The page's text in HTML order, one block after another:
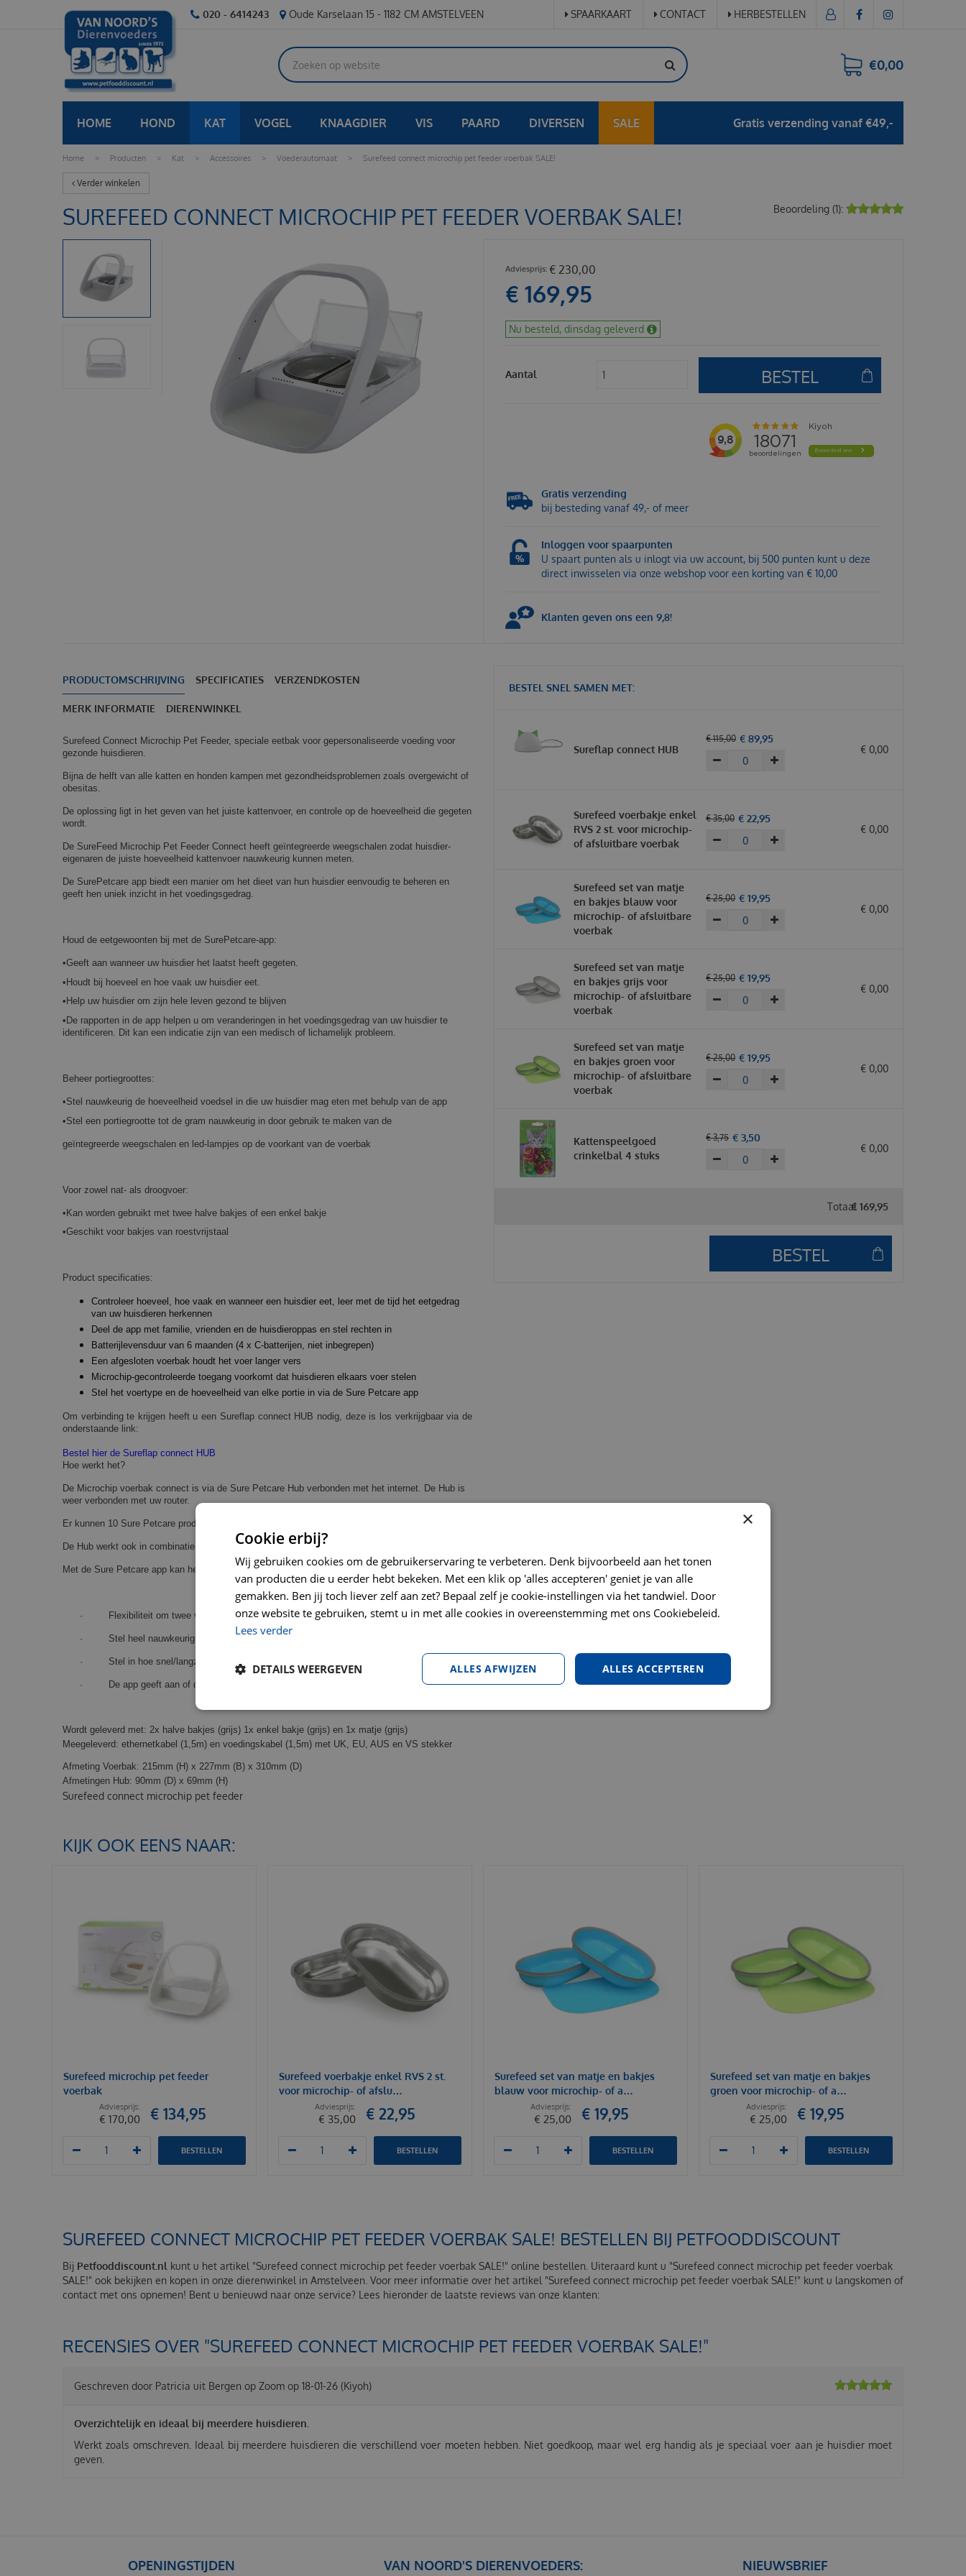
Home > Producten > Kat > Accessoires > Voederautomaat > Surefeed connect microchip pet feeder voerbak SALE!
020 - 6414243 Oude Karselaan 15 - 1182 CM AMSTELVEEN SPAARKAART CONTACT HERBESTELLEN
€0,00
HOME HOND KAT VOGEL KNAAGDIER VIS PAARD DIVERSEN SALE Gratis verzending vanaf €49,-
Verder winkelen
SUREFEED CONNECT MICROCHIP PET FEEDER VOERBAK SALE!
€ 230,00
€ 169,95
Nu besteld, dinsdag geleverd
Aantal
Gratis verzending
bij besteding vanaf 49,- of meer
Inloggen voor spaarpunten
U spaart punten als u inlogt via uw account, bij 500 punten kunt u deze
direct inwisselen via onze webshop voor een korting van € 10,00
Klanten geven ons een 9,8!
Beoordeling (1):
PRODUCTOMSCHRIJVING SPECIFICATIES VERZENDKOSTEN
MERK INFORMATIE DIERENWINKEL
Surefeed Connect Microchip Pet Feeder, speciale eetbak voor gepersonaliseerde voeding voor
gezonde huisdieren.
Bijna de helft van alle katten en honden kampen met gezondheidsproblemen zoals overgewicht of
obesitas.
De oplossing ligt in het geven van het juiste kattenvoer, en controle op de hoeveelheid die gegeten
wordt.
De SureFeed Microchip Pet Feeder Connect heeft geïntegreerde weegschalen zodat huisdier-
eigenaren de juiste hoeveelheid kattenvoer nauwkeurig kunnen meten.
De SurePetcare app biedt een manier om het dieet van hun huisdier eenvoudig te beheren en
geeft hen uniek inzicht in het voedingsgedrag.
Houd de eetgewoonten bij met de SurePetcare-app:
•Geeft aan wanneer uw huisdier het laatst heeft gegeten.
•Houdt bij hoeveel en hoe vaak uw huisdier eet.
•Help uw huisdier om zijn hele leven gezond te blijven
•De rapporten in de app helpen u om veranderingen in het voedingsgedrag van uw huisdier te
identificeren. Dit kan een indicatie zijn van een medisch of lichamelijk probleem.
Beheer portiegroottes:
•Stel nauwkeurig de hoeveelheid voedsel in die uw huisdier mag eten met behulp van de app
•Stel een portiegrootte tot de gram nauwkeurig in door gebruik te maken van de
geïntegreerde weegschalen en led-lampjes op de voorkant van de voerbak
Voor zowel nat- als droogvoer:
•Kan worden gebruikt met twee halve bakjes of een enkel bakje
•Geschikt voor bakjes van roestvrijstaal
Product specificaties:
Controleer hoeveel, hoe vaak en wanneer een huisdier eet, leer met de tijd het eetgedrag
van uw huisdieren herkennen
Deel de app met familie, vrienden en de huisdieroppas en stel rechten in
Batterijlevensduur van 6 maanden (4 x C-batterijen, niet inbegrepen)
Een afgesloten voerbak houdt het voer langer vers
Microchip-gecontroleerde toegang voorkomt dat huisdieren elkaars voer stelen
Stel het voertype en de hoeveelheid van elke portie in via de Sure Petcare app
Om verbinding te krijgen heeft u een Sureflap connect HUB nodig, deze is los verkrijgbaar via de
onderstaande link:
Bestel hier de Sureflap connect HUB
Hoe werkt het?
De Microchip voerbak connect is via de Sure Petcare Hub verbonden met het internet. De Hub is
weer verbonden met uw router.
Er kunnen 10 Sure Petcare producten op de Hub worden aangesloten.
De Hub werkt ook in combinatie met de Sure Petcare kattenluiken connect.
Met de Sure Petcare app kan het type en de hoeveelheid voer worden ingesteld.
· Flexibiliteit om twee verschillende soorten voer aan te bieden.
· Stel heel nauwkeurig een portiegrootte in.
· Stel in hoe snel/langzaam de deksel moet sluiten om uw huisdier niet af te schrikken.
· De app geeft aan of de voerbak in trainings-modes staat.
Wordt geleverd met: 2x halve bakjes (grijs) 1x enkel bakje (grijs) en 1x matje (grijs)
Meegeleverd: ethernetkabel (1,5m) en voedingskabel (1,5m) met UK, EU, AUS en VS stekker
Afmeting Voerbak: 215mm (H) x 227mm (B) x 310mm (D)
Afmetingen Hub: 90mm (D) x 69mm (H)
Surefeed connect microchip pet feeder
BESTEL SNEL SAMEN MET:
Sureflap connect HUB
€ 115,00 € 89,95
€ 0,00
Surefeed voerbakje enkel
RVS 2 st. voor microchip-
of afsluitbare voerbak
€ 35,00 € 22,95
€ 0,00
Surefeed set van matje
en bakjes blauw voor
microchip- of afsluitbare
voerbak
€ 25,00 € 19,95
€ 0,00
Surefeed set van matje
en bakjes grijs voor
microchip- of afsluitbare
voerbak
€ 25,00 € 19,95
€ 0,00
Surefeed set van matje
en bakjes groen voor
microchip- of afsluitbare
voerbak
€ 25,00 € 19,95
€ 0,00
Kattenspeelgoed
crinkelbal 4 stuks
€ 3,75 € 3,50
€ 0,00
Totaal
€ 169,95
KIJK OOK EENS NAAR:
Surefeed microchip pet feeder
voerbak
€ 170,00 € 134,95
BESTELLEN
Surefeed voerbakje enkel RVS 2 st.
voor microchip- of afslu…
€ 35,00 € 22,95
BESTELLEN
Surefeed set van matje en bakjes
blauw voor microchip- of a…
€ 25,00 € 19,95
BESTELLEN
Surefeed set van matje en bakjes
groen voor microchip- of a…
€ 25,00 € 19,95
BESTELLEN
SUREFEED CONNECT MICROCHIP PET FEEDER VOERBAK SALE! BESTELLEN BIJ PETFOODDISCOUNT
Bij Petfooddiscount.nl kunt u het artikel "Surefeed connect microchip pet feeder voerbak SALE!" online bestellen. Uiteraard kunt u "Surefeed connect microchip pet feeder voerbak
SALE!" ook bekijken en kopen in onze dierenwinkel in Amstelveen. Voor meer informatie over het artikel "Surefeed connect microchip pet feeder voerbak SALE!" kunt u langskomen of
contact met ons opnemen! Bent u benieuwd naar onze service? Lees hieronder de laatste reviews van onze klanten:
RECENSIES OVER "SUREFEED CONNECT MICROCHIP PET FEEDER VOERBAK SALE!"
Geschreven door Patricia uit Bergen op Zoom op 18-01-26 (Kiyoh)
Overzichtelijk en ideaal bij meerdere huisdieren.
Werkt zoals omschreven. Ideaal bij meerdere huisdieren die verschillend voer moeten hebben. Niet goedkoop, maar wel erg handig als je speciaal voer aan je huisdier moet
geven.
OPENINGSTIJDEN NIEUWSBRIEF
VAN NOORD'S DIERENVOEDERS:
×
Cookie erbij?
Wij gebruiken cookies om de gebruikerservaring te verbeteren. Denk bijvoorbeeld aan het tonen
van producten die u eerder hebt bekeken. Met een klik op 'alles accepteren' geniet je van alle
gemakken. Ben jij toch liever zelf aan zet? Bepaal zelf je cookie-instellingen via het tandwiel. Door
onze website te gebruiken, stemt u in met alle cookies in overeenstemming met ons Cookiebeleid.
Lees verder
ALLES ACCEPTEREN
ALLES AFWIJZEN
DETAILS WEERGEVEN